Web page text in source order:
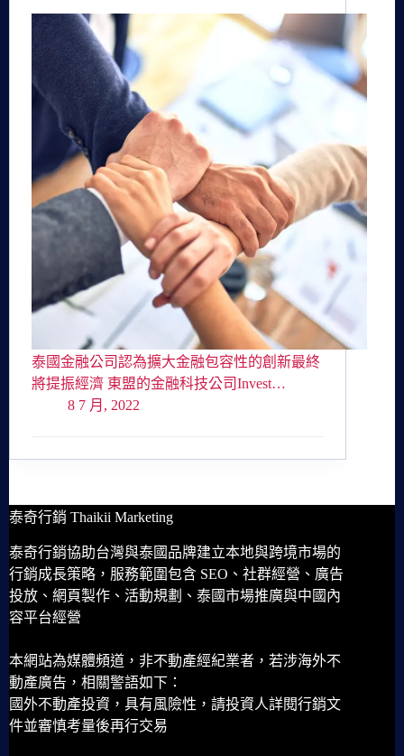
泰國金融公司認為擴大金融包容性的創新最終
將提振經濟 東盟的金融科技公司Invest…
8 7 月, 2022
泰奇行銷 Thaikii Marketing
泰奇行銷協助台灣與泰國品牌建立本地與跨境市場的
行銷成長策略，服務範圍包含 SEO、社群經營、廣告
投放、網頁製作、活動規劃、泰國市場推廣與中國內
容平台經營
本網站為媒體頻道，非不動產經紀業者，若涉海外不
動產廣告，相關警語如下：
國外不動產投資，具有風險性，請投資人詳閱行銷文
件並審慎考量後再行交易